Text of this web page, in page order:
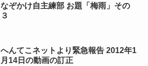
なぞかけ自主練部 お題「梅雨」その
３
へんてこネットより緊急報告 2012年1
月14日の動画の訂正